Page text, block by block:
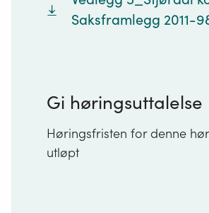
Saksframlegg 2011-
Gi høringsuttalelse
Høringsfristen for denne
utløpt